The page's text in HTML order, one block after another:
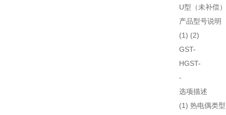
U型（未补偿
产品型号说明
(1) (2)
GST-
HGST-
-
选项描述
(1) 热电偶类型